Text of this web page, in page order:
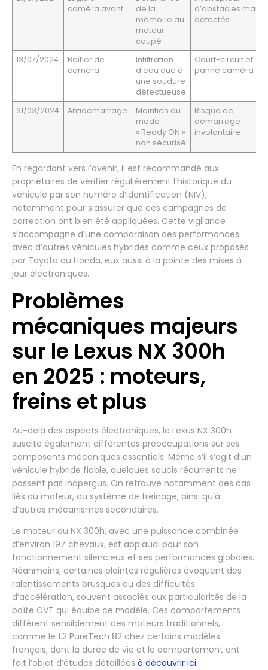
caméra avant
de la
mémoire au
moteur
coupé
d’obstacles mal
détectés
13/07/2024
Boîtier de
caméra
Infiltration
d’eau due à
une soudure
défectueuse
Court-circuit et
panne caméra
31/03/2024 Antidémarrage
Maintien du
mode
« Ready ON »
non sécurisé
Risque de
démarrage
involontaire
En regardant vers l’avenir, il est recommandé aux
propriétaires de vérifier régulièrement l’historique du
véhicule par son numéro d’identification (NIV),
notamment pour s’assurer que ces campagnes de
correction ont bien été appliquées. Cette vigilance
s’accompagne d’une comparaison des performances
avec d’autres véhicules hybrides comme ceux proposés
par Toyota ou Honda, eux aussi à la pointe des mises à
jour électroniques.
Problèmes
mécaniques majeurs
sur le Lexus NX 300h
en 2025 : moteurs,
freins et plus
Au-delà des aspects électroniques, le Lexus NX 300h
suscite également différentes préoccupations sur ses
composants mécaniques essentiels. Même s’il s’agit d’un
véhicule hybride fiable, quelques soucis récurrents ne
passent pas inaperçus. On retrouve notamment des cas
liés au moteur, au système de freinage, ainsi qu’à
d’autres mécanismes secondaires.
Le moteur du NX 300h, avec une puissance combinée
d’environ 197 chevaux, est applaudi pour son
fonctionnement silencieux et ses performances globales.
Néanmoins, certaines plaintes régulières évoquent des
ralentissements brusques ou des difficultés
d’accélération, souvent associés aux particularités de la
boîte CVT qui équipe ce modèle. Ces comportements
différent sensiblement des moteurs traditionnels,
comme le 1.2 PureTech 82 chez certains modèles
français, dont la durée de vie et le comportement ont
fait l’objet d’études détaillées à découvrir ici.